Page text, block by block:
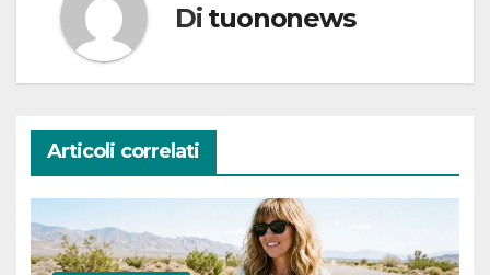
Di tuononews
Articoli correlati